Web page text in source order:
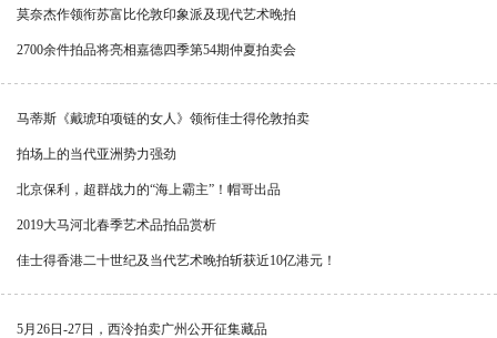
莫奈杰作领衔苏富比伦敦印象派及现代艺术晚拍
2700余件拍品将亮相嘉德四季第54期仲夏拍卖会
马蒂斯《戴琥珀项链的女人》领衔佳士得伦敦拍卖
拍场上的当代亚洲势力强劲
北京保利，超群战力的“海上霸主”！帽哥出品
2019大马河北春季艺术品拍品赏析
佳士得香港二十世纪及当代艺术晚拍斩获近10亿港元！
5月26日-27日，西泠拍卖广州公开征集藏品